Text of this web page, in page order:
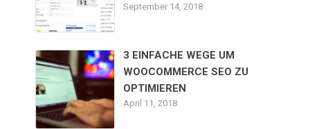
September 14, 2018
3 EINFACHE WEGE UM
WOOCOMMERCE SEO ZU
OPTIMIEREN
April 11, 2018